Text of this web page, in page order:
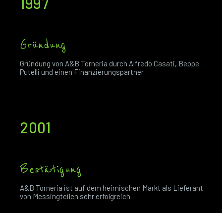
Bestätigung
A&B Torneria ist auf dem heimischen Markt als Lieferant
von Messingteilen sehr erfolgreich.
2001
Gründung
Gründung von A&B Torneria durch Alfredo Casati, Beppe
Putelli und einen Finanzierungspartner.